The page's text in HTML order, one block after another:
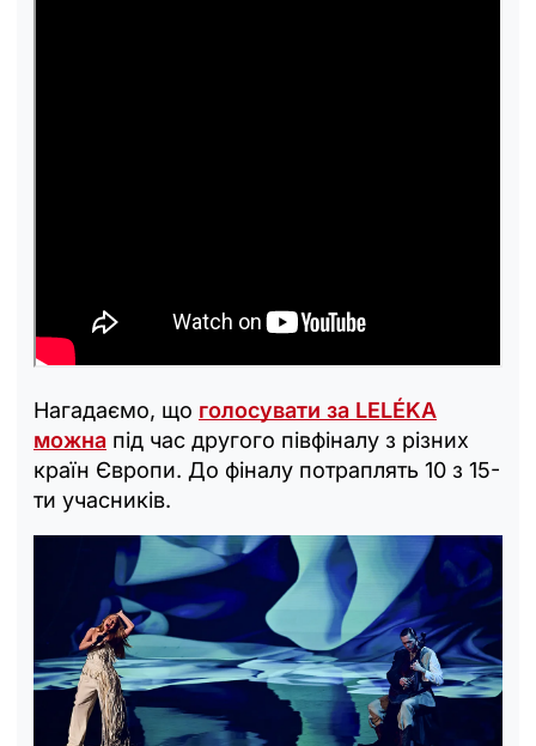
Нагадаємо, що голосувати за LELÉKA
можна під час другого півфіналу з різних
країн Європи. До фіналу потраплять 10 з 15-
ти учасників.